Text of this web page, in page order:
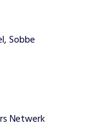
Sobbe
Netwerk